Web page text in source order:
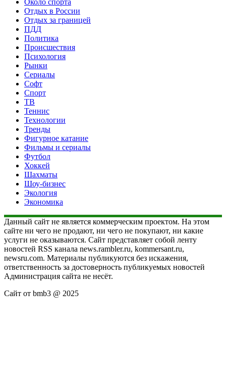
Отдых в России
Отдых за границей
ПДД
Политика
Происшествия
Психология
Рынки
Сериалы
Софт
Спорт
ТВ
Теннис
Технологии
Тренды
Фигурное катание
Фильмы и сериалы
Футбол
Хоккей
Шахматы
Шоу-бизнес
Экология
Экономика
Данный сайт не является коммерческим проектом. На этом
сайте ни чего не продают, ни чего не покупают, ни какие
услуги не оказываются. Сайт представляет собой ленту
новостей RSS канала news.rambler.ru, kommersant.ru,
newsru.com. Материалы публикуются без искажения,
ответственность за достоверность публикуемых новостей
Администрация сайта не несёт.
Сайт от bmb3 @ 2025